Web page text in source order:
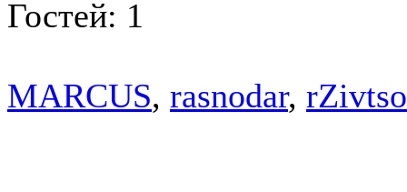
Гостей: 1
MARCUS, rasnodar,